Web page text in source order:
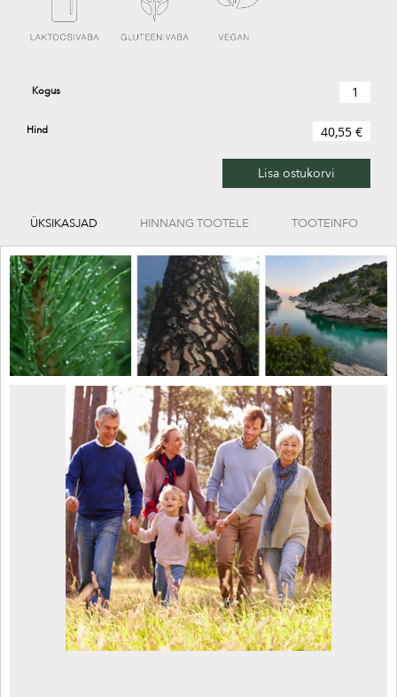
Kogus
Hind 40,55 €
Lisa ostukorvi
ÜKSIKASJAD HINNANG TOOTELE TOOTEINFO